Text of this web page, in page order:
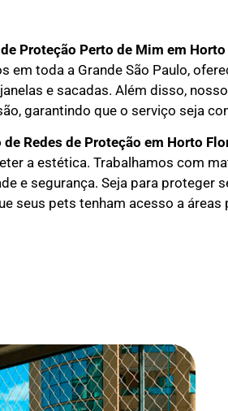
de Proteção Perto de Mim em Horto
em toda a Grande São Paulo,
e sacadas. Além disso,
garantindo que o serviço seja
Redes de Proteção em Horto
a estética. Trabalhamos com
e segurança. Seja para proteger
seus pets tenham acesso a